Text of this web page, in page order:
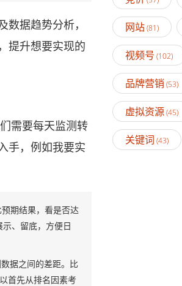
据趋势分析，
提升想要实现的
需要每天监测转
手，例如我要实
期结果，看是否达
、留底，方便日
据之间的差距。比
首先从排名因素考
网站(81)
视频号 (102)
品牌营销 (53)
虚拟资源(45)
关键词 (43)